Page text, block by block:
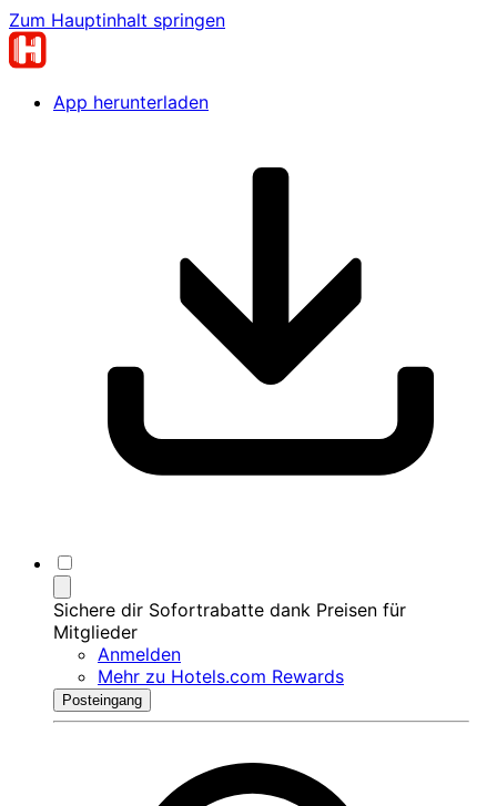
Zum Hauptinhalt springen
App herunterladen
Sichere dir Sofortrabatte dank Preisen für
Mitglieder
Anmelden
Mehr zu Hotels.com Rewards
Posteingang